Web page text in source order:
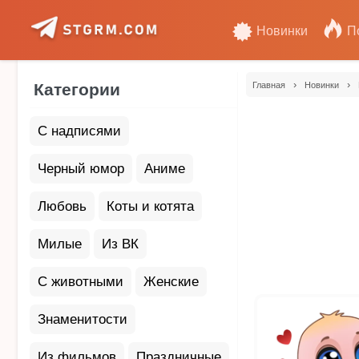
Новинки
Категории
С надписями
Черный юмор Аниме
Любовь Коты и котята
Милые Из ВК
С животными Женские
Знаменитости
Главная › Новинки ›